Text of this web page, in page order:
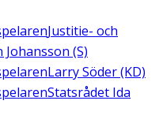
Justitie- och
(S)
Larry Söder (KD)
Statsrådet Ida